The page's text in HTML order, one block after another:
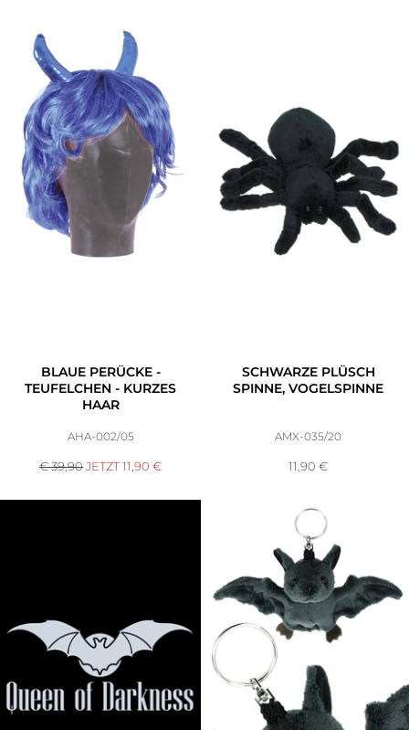
BLAUE PERÜCKE -
TEUFELCHEN - KURZES
HAAR
AHA-002/05
€ 39,90JETZT11,90 €
SCHWARZE PLÜSCH
SPINNE, VOGELSPINNE
AMX-035/20
11,90 €